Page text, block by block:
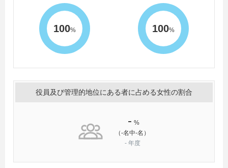
100% 100%
役員及び管理的地位にある者に占める女性の割合
- %
（-名中-名）
- 年度